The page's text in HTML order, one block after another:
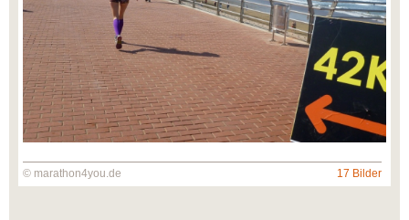
© marathon4you.de 17 Bilder